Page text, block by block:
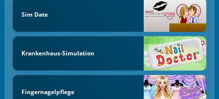
Sim Date
Krankenhaus-Simulation
Fingernagelpflege